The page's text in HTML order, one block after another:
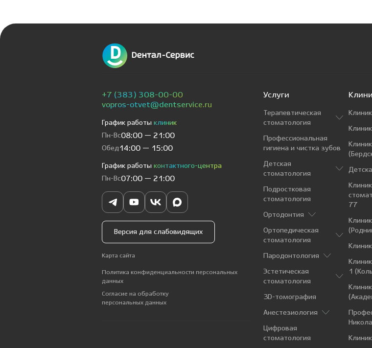
+7 (383) 308-00-00
vopros-otvet@dentservice.ru
График работы клиник
Пн-Вс08:00 — 21:00
Обед 14:00 — 15:00
График работы контактного-центра
Пн-Вс07:00 — 21:00
Версия для слабовидящих
Карта сайта
Политика конфиденциальности персональных
данных
Согласие на обработку
персональных данных
Услуги
Терапевтическая
стоматология
Профессиональная
гигиена и чистка зубов
Детская
стоматология
Подростковая
стоматология
Ортодонтия
Ортопедическая
стоматология
Пародонтология
Эстетическая
стоматология
3D-томография
Анестезиология
Цифровая
стоматология
77
1